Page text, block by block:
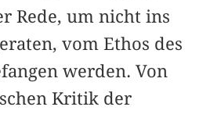
Rede, um nicht ins
vom Ethos des
werden. Von
Kritik der